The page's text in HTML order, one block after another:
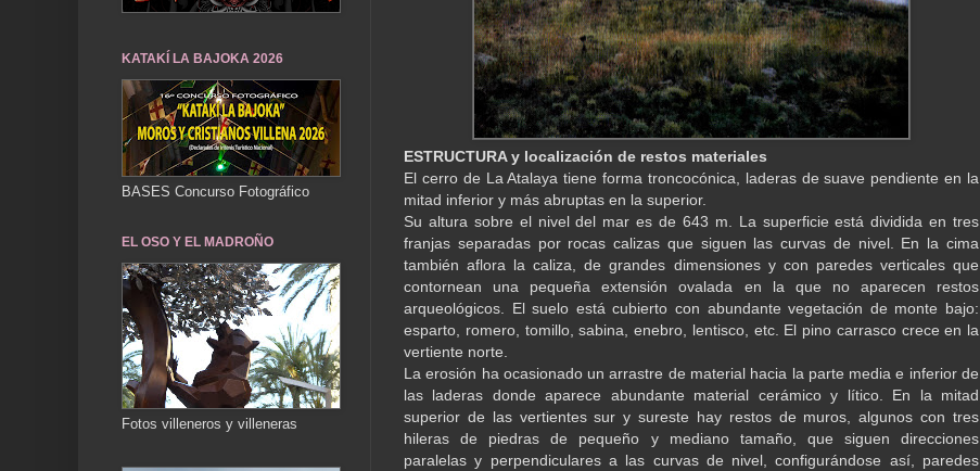
ESTRUCTURA y localización de restos materiales
El cerro de La Atalaya tiene forma troncocónica, laderas de suave pendiente en la
mitad inferior y más abruptas en la superior.
Su altura sobre el nivel del mar es de 643 m. La superficie está dividida en tres
franjas separadas por rocas calizas que siguen las curvas de nivel. En la cima
también aflora la caliza, de grandes dimensiones y con paredes verticales que
contornean una pequeña extensión ovalada en la que no aparecen restos
arqueológicos. El suelo está cubierto con abundante vegetación de monte bajo:
esparto, romero, tomillo, sabina, enebro, lentisco, etc. El pino carrasco crece en la
vertiente norte.
La erosión ha ocasionado un arrastre de material hacia la parte media e inferior de
las laderas donde aparece abundante material cerámico y lítico. En la mitad
superior de las vertientes sur y sureste hay restos de muros, algunos con tres
hileras de piedras de pequeño y mediano tamaño, que siguen direcciones
paralelas y perpendiculares a las curvas de nivel, configurándose así, paredes
KATAKÍ LA BAJOKA 2026
BASES Concurso Fotográfico
EL OSO Y EL MADROÑO
Fotos villeneros y villeneras